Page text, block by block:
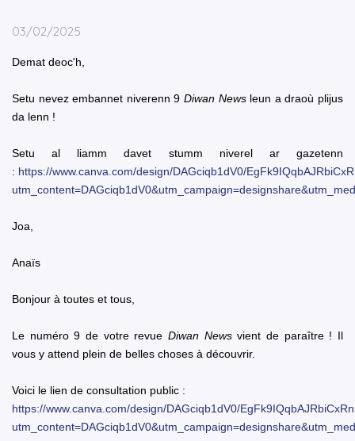
03/02/2025
Demat deoc'h,
Setu nevez embannet niverenn 9 Diwan News leun a draoù plijus
da lenn !
Setu al liamm davet stumm niverel ar gazetenn
: https://www.canva.com/design/DAGciqb1dV0/
Joa,
Anaïs
Bonjour à toutes et tous,
Le numéro 9 de votre revue Diwan Newsvient de paraître ! Il
vous y attend plein de belles choses à découvrir.
Voici le lien de consultation public :
https://www.canva.com/design/DAGciqb1dV0/